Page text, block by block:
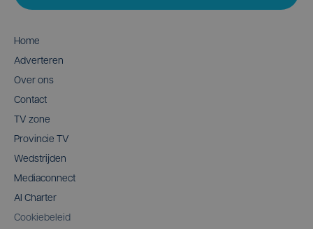
Home
Adverteren
Over ons
Contact
TV zone
Provincie TV
Wedstrijden
Mediaconnect
AI Charter
Cookiebeleid